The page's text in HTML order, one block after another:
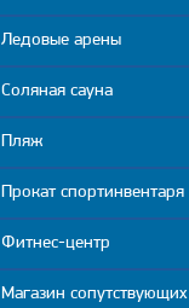
Ледовые арены
Соляная сауна
Пляж
Прокат спортинвентаря
Фитнес-центр
Магазин